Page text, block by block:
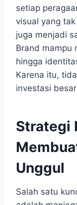
setiap
visual yang
juga menjadi
Brand mampu
hingga
Karena itu,
investasi
Strategi
Unggul
Salah satu